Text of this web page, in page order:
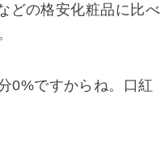
どの格安化粧品に比べ
0%ですからね。口紅